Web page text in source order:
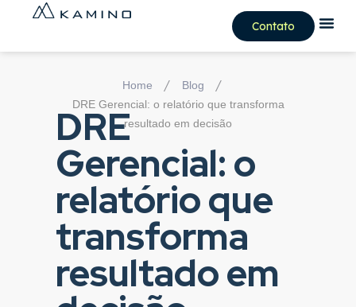
Contato
Home / Blog /
DRE Gerencial: o relatório que transforma
resultado em decisão
DRE
Gerencial: o
relatório que
transforma
resultado em